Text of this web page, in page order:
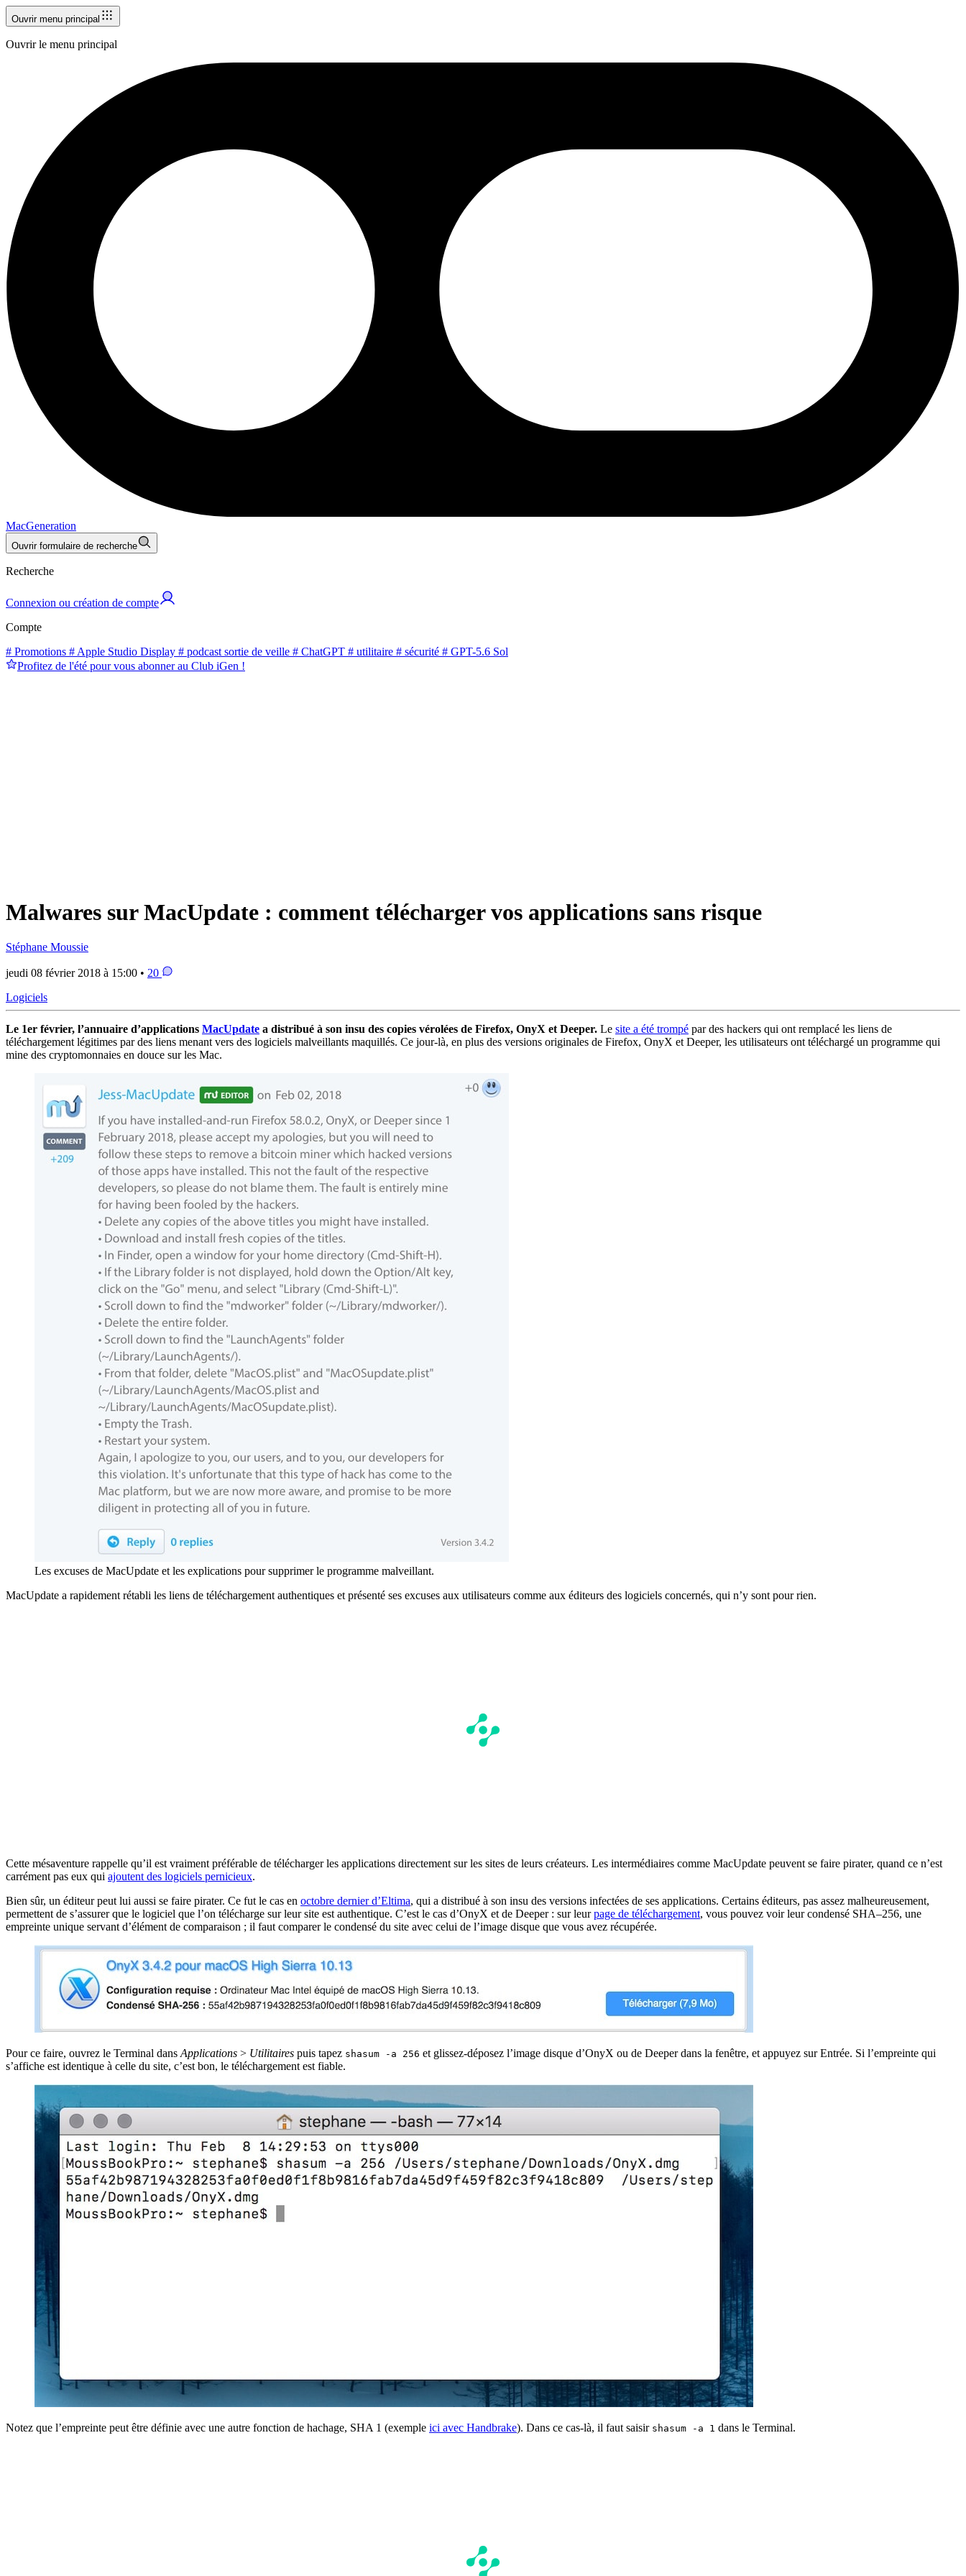
Ouvrir menu principal
Ouvrir le menu principal
MacGeneration
Ouvrir formulaire de recherche
Recherche
Connexion ou création de compte
Compte
# Promotions # Apple Studio Display # podcast sortie de veille # ChatGPT # utilitaire # sécurité # GPT-5.6 Sol
Profitez de l'été pour vous abonner au Club iGen !
Malwares sur MacUpdate : comment télécharger vos applications sans risque
Stéphane Moussie
jeudi 08 février 2018 à 15:00 • 20
Logiciels
Le 1er février, l’annuaire d’applications MacUpdate a distribué à son insu des copies vérolées de Firefox, OnyX et Deeper. Le site a été trompé par des hackers qui ont remplacé les liens de
téléchargement légitimes par des liens menant vers des logiciels malveillants maquillés. Ce jour-là, en plus des versions originales de Firefox, OnyX et Deeper, les utilisateurs ont téléchargé un programme qui
mine des cryptomonnaies en douce sur les Mac.
Les excuses de MacUpdate et les explications pour supprimer le programme malveillant.
MacUpdate a rapidement rétabli les liens de téléchargement authentiques et présenté ses excuses aux utilisateurs comme aux éditeurs des logiciels concernés, qui n’y sont pour rien.
Cette mésaventure rappelle qu’il est vraiment préférable de télécharger les applications directement sur les sites de leurs créateurs. Les intermédiaires comme MacUpdate peuvent se faire pirater, quand ce n’est
carrément pas eux qui ajoutent des logiciels pernicieux.
Bien sûr, un éditeur peut lui aussi se faire pirater. Ce fut le cas en octobre dernier d’Eltima, qui a distribué à son insu des versions infectées de ses applications. Certains éditeurs, pas assez malheureusement,
permettent de s’assurer que le logiciel que l’on télécharge sur leur site est authentique. C’est le cas d’OnyX et de Deeper : sur leurpage de téléchargement, vous pouvez voir leur condensé SHA–256, une
empreinte unique servant d’élément de comparaison ; il faut comparer le condensé du site avec celui de l’image disque que vous avez récupérée.
Pour ce faire, ouvrez le Terminal dans Applications > Utilitaires puis tapez shasum -a 256 et glissez-déposez l’image disque d’OnyX ou de Deeper dans la fenêtre, et appuyez sur Entrée. Si l’empreinte qui
s’affiche est identique à celle du site, c’est bon, le téléchargement est fiable.
Notez que l’empreinte peut être définie avec une autre fonction de hachage, SHA 1 (exemple ici avec Handbrake). Dans ce cas-là, il faut saisir shasum -a 1 dans le Terminal.